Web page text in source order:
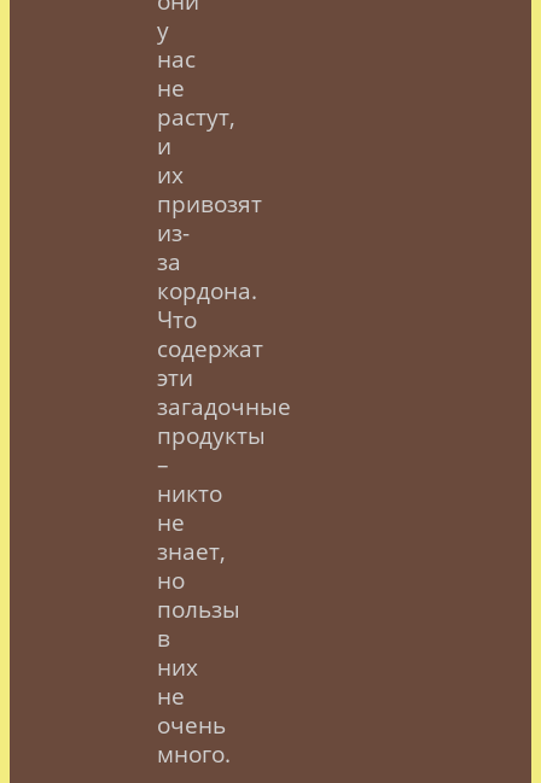
у
нас
не
растут,
и
их
привозят
из-
за
кордона.
Что
содержат
эти
загадочные
продукты
–
никто
не
знает,
но
пользы
в
них
не
очень
много.